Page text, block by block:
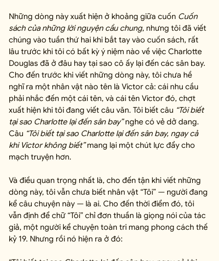
Những dòng này xuất hiện ở khoảng giữa cuốn Cuốn
sách của những lời nguyện cầu chung, nhưng tôi đã viết
chúng vào tuần thứ hai khi bắt tay vào cuốn sách, rất
lâu trước khi tôi có bất kỳ ý niệm nào về việc Charlotte
Douglas đã ở đâu hay tại sao cô ấy lại đến các sân bay.
Cho đến trước khi viết những dòng này, tôi chưa hề
nghĩ ra một nhân vật nào tên là Victor cả: cái nhu cầu
phải nhắc đến một cái tên, và cái tên Victor đó, chợt
xuất hiện khi tôi đang viết câu văn. Tôi biết câu “Tôi biết
tại sao Charlotte lại đến sân bay” nghe có vẻ dở dang.
Câu “Tôi biết tại sao Charlotte lại đến sân bay, ngay cả
khi Victor không biết” mang lại một chút lực đẩy cho
mạch truyện hơn.
Và điều quan trọng nhất là, cho đến tận khi viết những
dòng này, tôi vẫn chưa biết nhân vật “Tôi” — người đang
kể câu chuyện này — là ai. Cho đến thời điểm đó, tôi
vẫn định để chữ “Tôi” chỉ đơn thuần là giọng nói của tác
giả, một người kể chuyện toàn tri mang phong cách thế
kỷ 19. Nhưng rồi nó hiện ra ở đó: